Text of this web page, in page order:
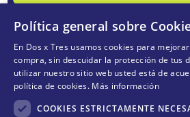
formas de ayudar a más
QUIERO
Aceptatérminos y
Política general sobre
En Dos x Tres usamos cookies para
compra, sin descuidar la protección de tus
utilizar nuestro sitio web usted está de
política de cookies. Más información
COOKIES ESTRICTAMENTE